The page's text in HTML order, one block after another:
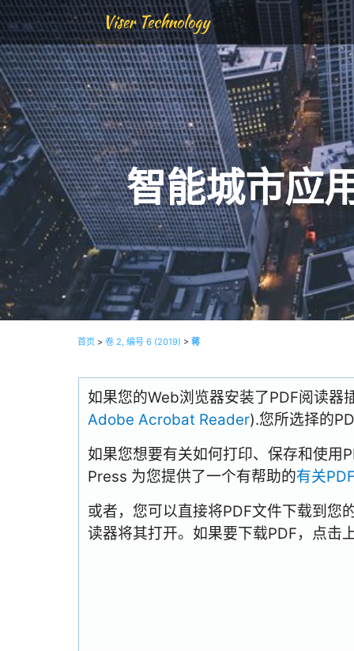
Viser Technology
智能城市应
首页 > 卷 2, 编号 6 (2019) > 蒋
如果您的Web浏览器安装了PDF阅读器
Adobe Acrobat Reader).您所选择的
如果您想要有关如何打印、保存和使用
Press 为您提供了一个有帮助的有关
或者，您可以直接将PDF文件下载到您
读器将其打开。如果要下载PDF，点击